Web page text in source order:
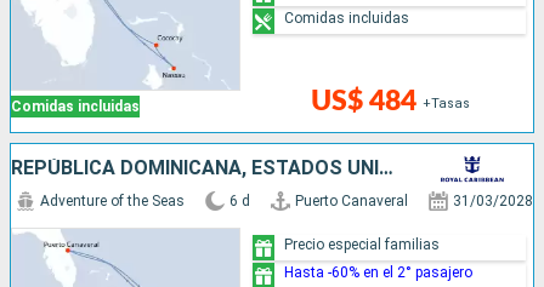
Comidas incluidas US$ 484 +Tasas
Comidas incluidas
REPÚBLICA DOMINICANA, ESTADOS UNIDOS
Adventure of the Seas 6 d Puerto Canaveral 31/03/2028
Precio especial familias
Hasta -60% en el 2° pasajero